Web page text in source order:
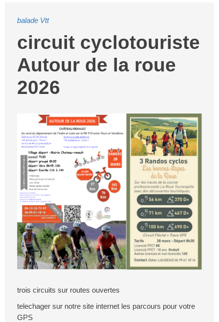
balade Vtt
circuit cyclotouriste
Autour de la roue
2026
trois circuits sur routes ouvertes
telechager sur notre site internet les parcours pour votre
GPS